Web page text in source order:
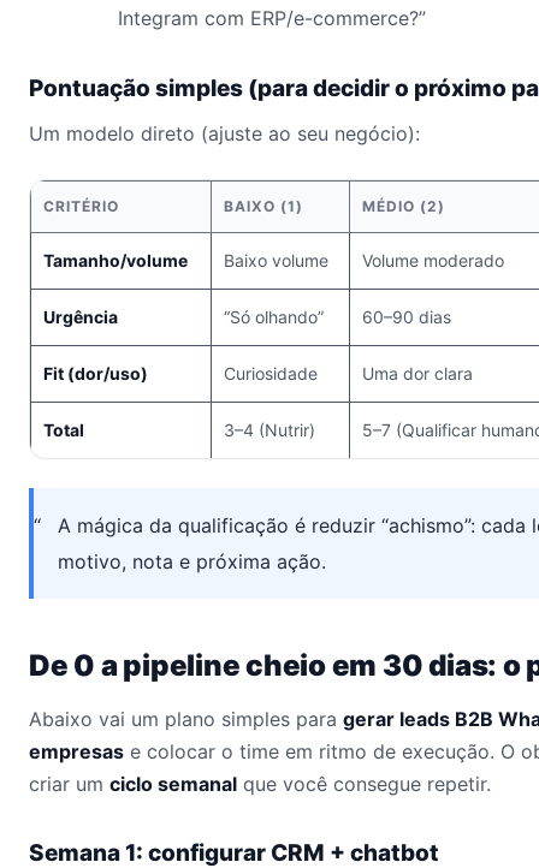
Integram com ERP/e-commerce?”
Pontuação simples (para decidir o próximo
Um modelo direto (ajuste ao seu negócio):
CRITÉRIO BAIXO (1) MÉDIO (2)
Tamanho/volume Baixo volume Volume moderado
Urgência “Só olhando” 60–90 dias
Fit (dor/uso) Curiosidade Uma dor clara
Total 3–4 (Nutrir) 5–7 (Qualificar
A mágica da qualificação é reduzir “achismo”:
motivo, nota e próxima ação.
De 0 a pipeline cheio em 30 dias: o
Abaixo vai um plano simples para gerar leads B2B
empresas e colocar o time em ritmo de execução. O
criar um ciclo semanal que você consegue repetir.
Semana 1: configurar CRM + chatbot